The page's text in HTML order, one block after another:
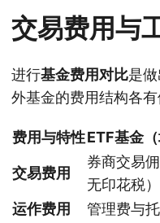
交易费用与
进行基金费用对比是
外基金的费用结构各有
费用与特性ETF基金（
交易费用
券商交易
无印花税）
运作费用
管理费与